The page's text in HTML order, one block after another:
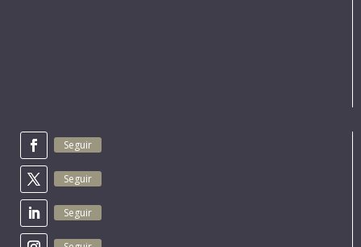
Seguir
Seguir
Seguir